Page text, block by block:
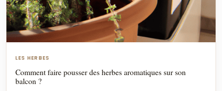
LES HERBES
Comment faire pousser des herbes aromatiques sur son
balcon ?